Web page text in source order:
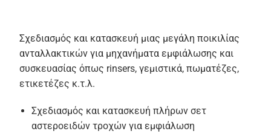
Σχεδιασμός και κατασκευή μιας μεγάλη ποικιλίας
ανταλλακτικών για μηχανήματα εμφιάλωσης και
συσκευασίας όπως rinsers, γεμιστικά, πωματέζες,
ετικετέζες κ.τ.λ.
Σχεδιασμός και κατασκευή πλήρων σετ
αστεροειδών τροχών για εμφιάλωση